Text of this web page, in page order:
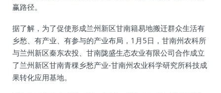
赢路径。
据了解，为了促使形成兰州新区甘南籍易地搬迁群众生活有
乡愁、有产业、有参与的产业布局，1月5日，甘南州农科所
与兰州新区秦东农投、甘南陇盛生态农业有限公司合作成立
了兰州新区甘南青稞乡愁产业-甘南州农业科学研究所科技成
果转化应用基地。